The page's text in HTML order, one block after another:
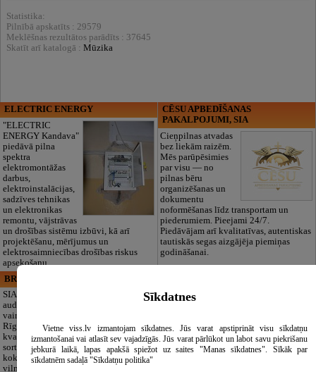
Statistika:
Pilnībā apskatīts : 29579
Meklēšnas rezultātos parādīts : 37645
Skatīt arī katalogā : Mūzika
ELECTRIC ENERGY
"ELECTRIC
ENERGY Kandava"
piedāvā pilna
spektra
elektromontāžas
darbus,
elektroinstalācijas,
sadzīves tehnikas
un elektronikas
remontu, vājstrāvas
un drošības sistēmu izbūvi, kā arī
projektēšanu, mērījumus un
elektrosaimniecības drošības riskus
apsekošanu.
CĒSU APBEDĪŠANAS
PAKALPOJUMI, SIA
Cieņpilnas atvadas
bez liekām raizēm.
Mēs parūpēsimies
par visu — no
pilnas bēru
organizēšanas un
dokumentu
noformēšanas līdz transportam un
piederumiem. Pieejami 24/7.
Piedāvājam arī kvalitatīvas, autentiskas
tautiskās segas aizgājēja piemiņas
godināšanai.
BRISTOLS ES, SIA
SIA "Bristols ES"
audumu outlet un
vairumtirdzniecība
Rīgā. Plašs un
kvalitatīvs tekstila
sortiments:
kokvilna, lins, zīds,
vilna, trikotāža un
“Maza Rasiņa” –
privātais bērnudārzs
Pārdaugavā,
Sīkdatnes
Vietne viss.lv izmantojam sīkdatnes. Jūs varat apstiprināt visu sīkdatņu
izmantošanai vai atlasīt sev vajadzīgās. Jūs varat pārlūkot un labot savu piekrišanu
jebkurā laikā, lapas apakšā spiežot uz saites "Manas sīkdatnes". Sīkāk par
sīkdatnēm sadaļā "Sīkdatņu politika"